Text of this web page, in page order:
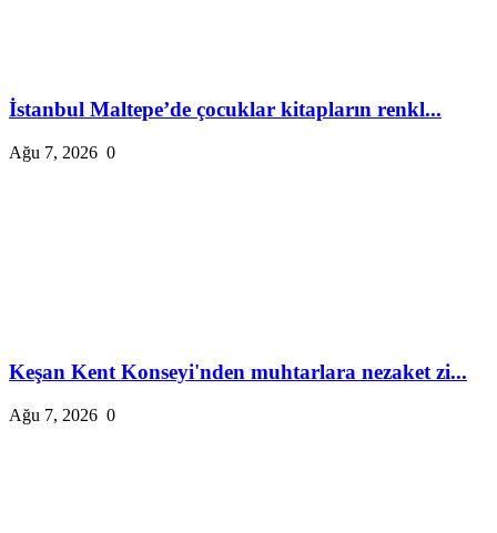
İstanbul Maltepe’de çocuklar kitapların renkl...
Ağu 7, 2026 0
Keşan Kent Konseyi'nden muhtarlara nezaket zi...
Ağu 7, 2026 0